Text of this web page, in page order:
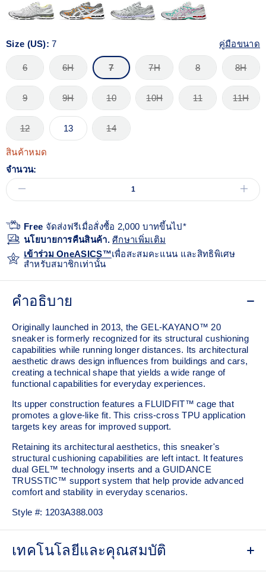
Size (US):7 คู่มือขนาด
6 6H 7 7H 8 8H
9 9H 10 10H 11 11H
12 13 14
สินค้าหมด
จำนวน:
Free จัดส่งฟรีเมื่อสั่งซื้อ 2,000 บาทขึ้นไป*
นโยบายการคืนสินค้า.ศีกษาเพิ่มเติม
เข้าร่วม OneASICS™เพื่อสะสมคะแนน และสิทธิพิเศษ
สำหรับสมาชิกเท่านั้น
คำอธิบาย
Originally launched in 2013, the GEL-KAYANO™ 20
sneaker is formerly recognized for its structural cushioning
capabilities while running longer distances. Its architectural
aesthetic draws design influences from buildings and cars,
creating a technical shape that yields a wide range of
functional capabilities for everyday experiences.
Its upper construction features a FLUIDFIT™ cage that
promotes a glove-like fit. This criss-cross TPU application
targets key areas for improved support.
Retaining its architectural aesthetics, this sneaker's
structural cushioning capabilities are left intact. It features
dual GEL™ technology inserts and a GUIDANCE
TRUSSTIC™ support system that help provide advanced
comfort and stability in everyday scenarios.
Style #: 1203A388.003
เทคโนโลยีและคุณสมบัติ